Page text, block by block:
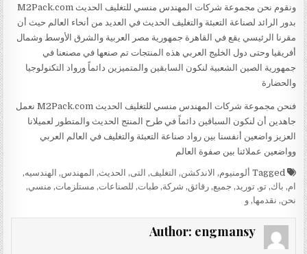
ونقوم نحن مجموعة شركات المهندس منسي للتغليف الحديث M2Pack.com
بدور الرائد لصناعة التعبئة والتغليف الحديث في العديد من أنحاء العالم حيث أن
مقرنا الرئيسي يقع في القاهرة جمهورية مصر العربية والشرق الأوسط وشمال
أفريقيا وحتى دول الخليج العربي هذه المنتجات تم صنعها في مصنعنا في
جمهورية الصين الشعبية لنكون السابقين والمتميزين دائماً ورواد التكنولوجيا
والحضارة
فنحن مجموعة شركات المهندس منسي للتغليف الحديث M2Pack.com نعمل
جاهدين أن لنكون السباقين دائماً في طرح المنتج الحديث والمتطور لعميلانا
العزيز واضعين أنفسنا بين رواد صناعة التعبئة والتغليف في العالم العربي
وواضعين عملائنا بين صفوة العالم
ألومنيوم, الاندكشن, التغليف, التى, الحديث, المهندس, الهندسيه,
ام, باك,تو,توريد , جميع,رقائق, شركة,طبات, للصناعات, مستلزمات, منسي,
نحن, نقدمها ,و
Author: engmansy